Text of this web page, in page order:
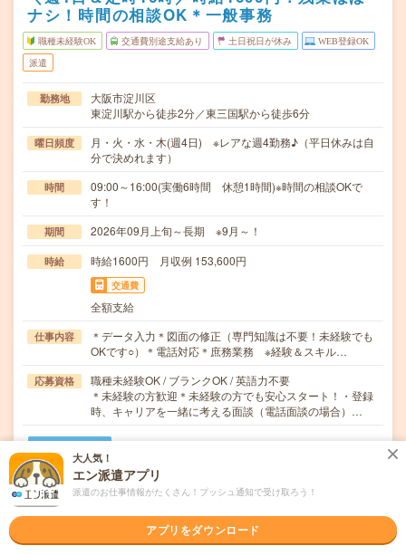
ナシ！時間の相談OK＊一般事務
職種未経験OK 交通費別途支給あり 土日祝日が休み WEB登録OK
派遣
勤務地
大阪市淀川区
東淀川駅から徒歩2分／東三国駅から徒歩6分
曜日頻度
月・火・水・木(週4日) ※レアな週4勤務♪（平日休みは自
分で決めれます）
時間
09:00～16:00(実働6時間 休憩1時間)※時間の相談OKで
す！
期間 2026年09月上旬～長期 ※9月～！
時給 時給1600円 月収例 153,600円
交通費
全額支給
仕事内容
＊データ入力＊図面の修正（専門知識は不要！未経験でも
OKです○）＊電話対応＊庶務業務 ※経験＆スキル…
応募資格
職種未経験OK / ブランクOK / 英語力不要
＊未経験の方歓迎＊未経験の方でも安心スタート！・登録
時、キャリアを一緒に考える面談（電話面談の場合）…
職場の様子
テキパキ
コツコツ
大人気！
エン派遣アプリ
派遣のお仕事情報がたくさん！プッシュ通知で受け取ろう！
アプリをダウンロード